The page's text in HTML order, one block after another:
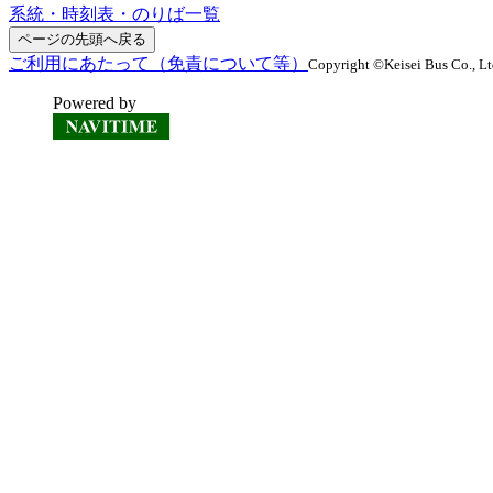
系統・時刻表・のりば一覧
ページの先頭へ戻る
ご利用にあたって（免責について等） Copyright ©Keisei Bus Co.,
Powered by